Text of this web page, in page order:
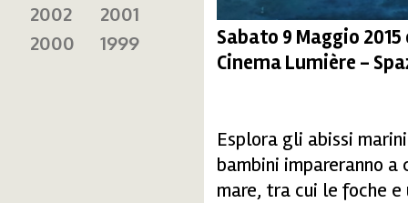
Sabato 9 Maggio 2015
Cinema Lumière -
Esplora gli abissi
bambini impareranno
mare, tra cui le foche
2002
2001
2000
1999